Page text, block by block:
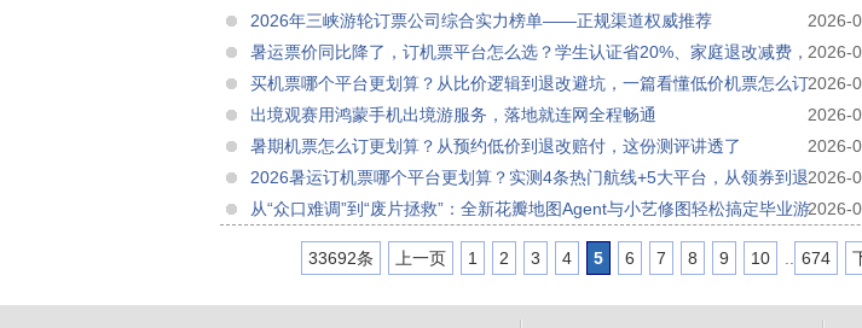
2026年三峡游轮订票公司综合实力榜单——正规渠道权威推荐
2026-
暑运票价同比降了，订机票平台怎么选？学生认证省20%、家庭退改减费，
各平台权益实测
2026-
买机票哪个平台更划算？从比价逻辑到退改避坑，一篇看懂低价机票怎么订2026-
出境观赛用鸿蒙手机出境游服务，落地就连网全程畅通
2026-
暑期机票怎么订更划算？从预约低价到退改赔付，这份测评讲透了
2026-
2026暑运订机票哪个平台更划算？实测4条热门航线+5大平台，从领券到退
改的省钱攻略
2026-
从“众口难调”到“废片拯救”：全新花瓣地图Agent与小艺修图轻松搞定毕业游2026-
33692条 上一页 1 2 3 4 5 6 7 8 9 10 674